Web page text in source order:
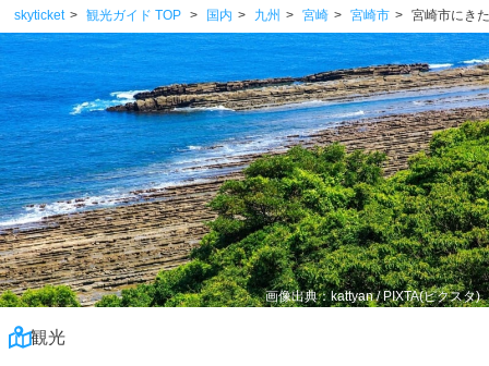
skyticket 観光ガイド TOP 国内 九州 宮崎 宮崎市 宮崎市にき
画像出典：kattyan / PIXTA(ピクスタ)
観光